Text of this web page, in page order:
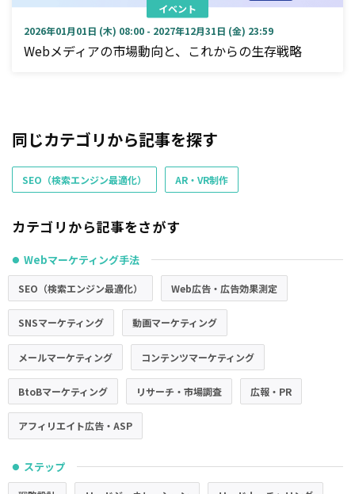
イベント
2026年01月01日 (木) 08:00 - 2027年12月31日 (金) 23:59
Webメディアの市場動向と、これからの生存戦略
同じカテゴリから記事を探す
SEO（検索エンジン最適化） AR・VR制作
カテゴリから記事をさがす
● Webマーケティング手法
SEO（検索エンジン最適化） Web広告・広告効果測定
SNSマーケティング 動画マーケティング
メールマーケティング コンテンツマーケティング
BtoBマーケティング リサーチ・市場調査 広報・PR
アフィリエイト広告・ASP
● ステップ